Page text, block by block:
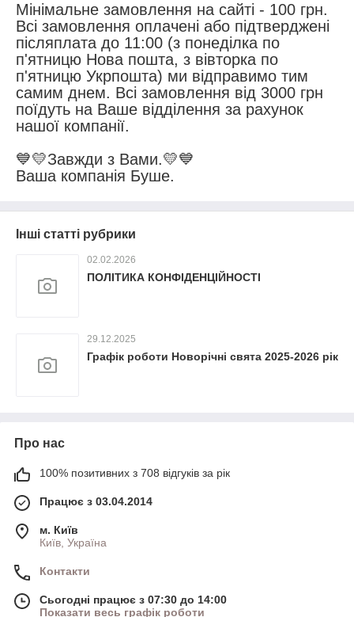
Мінімальне замовлення на сайті - 100 грн.
Всі замовлення оплачені або підтверджені
післяплата до 11:00 (з понеділка по
п'ятницю Нова пошта, з вівторка по
п'ятницю Укрпошта) ми відправимо тим
самим днем. Всі замовлення від 3000 грн
поїдуть на Ваше відділення за рахунок
нашої компанії.
💙💛Завжди з Вами.💛💙
Ваша компанія Буше.
Інші статті рубрики
02.02.2026
ПОЛІТИКА КОНФІДЕНЦІЙНОСТІ
29.12.2025
Графік роботи Новорічні свята 2025-2026 рік
Про нас
100% позитивних з 708 відгуків за рік
Працює з 03.04.2014
м. Київ
Київ, Україна
Контакти
Сьогодні працює з 07:30 до 14:00
Показати весь графік роботи